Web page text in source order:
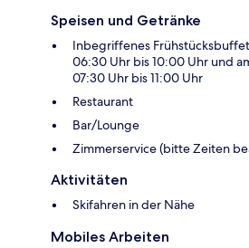
Speisen und Getränke
Inbegriffenes
06:30 Uhr bis 10:00 Uhr und
07:30 Uhr bis 11:00 Uhr
Restaurant
Bar/Lounge
Zimmerservice (bitte Zeiten
Aktivitäten
Skifahren in der Nähe
Mobiles Arbeiten